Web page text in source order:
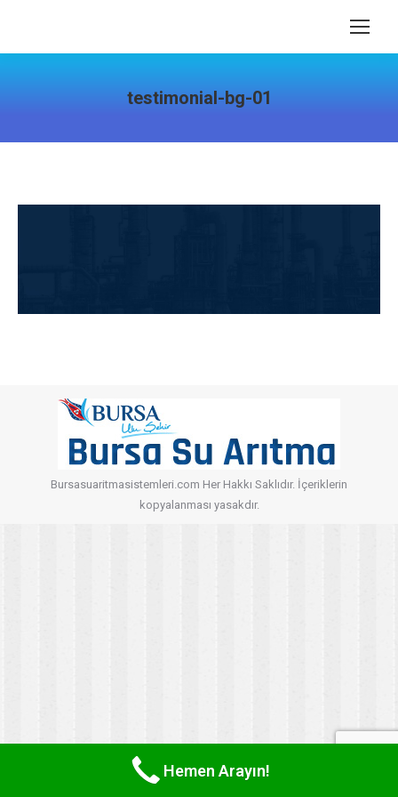
testimonial-bg-01
Bursasuaritmasistemleri.com Her Hakkı Saklıdır. İçeriklerin
kopyalanması yasakdır.
Hemen Arayın!